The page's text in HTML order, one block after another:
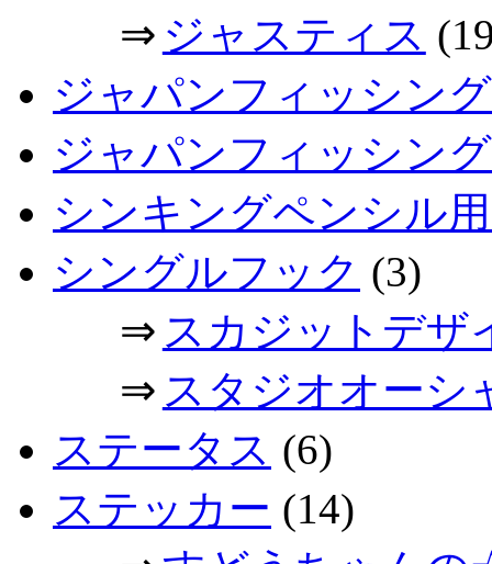
⇒ ジャスティス
ジャパンフィッシン
ジャパンフィッシン
シンキングペンシル
シングルフック (3)
⇒ スカジットデザ
⇒ スタジオオーシ
ステータス (6)
ステッカー (14)